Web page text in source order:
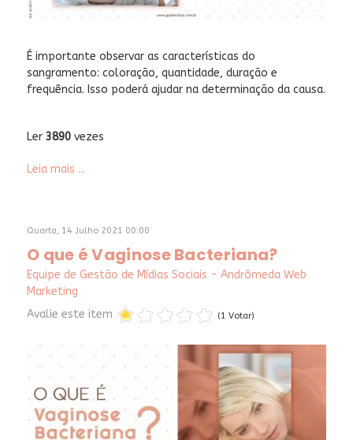
É importante observar as características do
sangramento: coloração, quantidade, duração e
frequência. Isso poderá ajudar na determinação da causa.
Ler 3890 vezes
Leia mais ...
Quarta, 14 Julho 2021 00:00
O que é Vaginose Bacteriana?
Equipe de Gestão de Mídias Sociais - Andrômeda Web
Marketing
Avalie este item
(1 Votar)